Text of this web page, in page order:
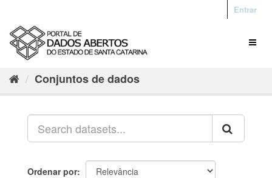
Entrar
Conjuntos de dados
Ordenar por